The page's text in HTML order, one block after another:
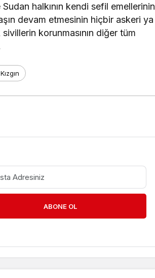
halkının kendi sefil emellerinin
devam etmesinin hiçbir askeri ya
korunmasının diğer tüm
Kızgın
ABONE OL